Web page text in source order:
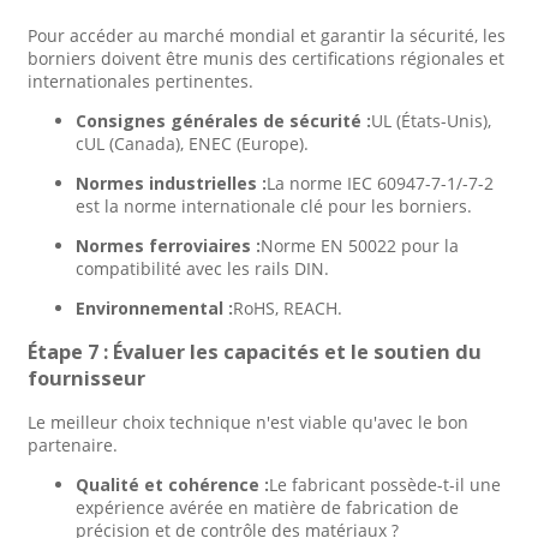
Pour accéder au marché mondial et garantir la sécurité, les
borniers doivent être munis des certifications régionales et
internationales pertinentes.
Consignes générales de sécurité :UL (États-Unis),
cUL (Canada), ENEC (Europe).
Normes industrielles :La norme IEC 60947-7-1/-7-2
est la norme internationale clé pour les borniers.
Normes ferroviaires :Norme EN 50022 pour la
compatibilité avec les rails DIN.
Environnemental :RoHS, REACH.
Étape 7 : Évaluer les capacités et le soutien du
fournisseur
Le meilleur choix technique n'est viable qu'avec le bon
partenaire.
Qualité et cohérence :Le fabricant possède-t-il une
expérience avérée en matière de fabrication de
précision et de contrôle des matériaux ?